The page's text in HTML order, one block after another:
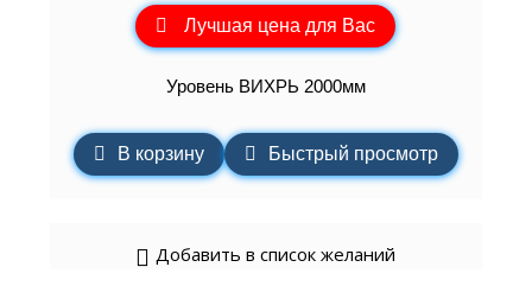
Лучшая цена для Вас
Уровень ВИХРЬ 2000мм
В корзину Быстрый просмотр
Добавить в список желаний